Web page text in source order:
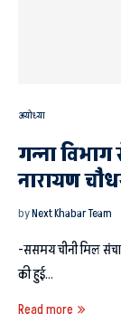
अयोध्या
गन्ना
नारायण
byNext Khabar Team
-ससमय चीनी मिल
की हुई…
Read more